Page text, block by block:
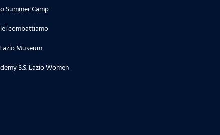
Summer Camp
combattiamo
Lazio Museum
S.S. Lazio Women